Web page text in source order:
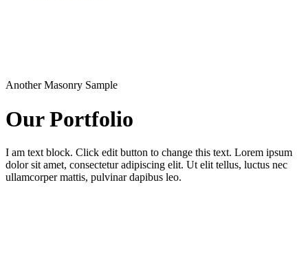
Another Masonry Sample
Our Portfolio
I am text block. Click edit button to change this text. Lorem ipsum
dolor sit amet, consectetur adipiscing elit. Ut elit tellus, luctus nec
ullamcorper mattis, pulvinar dapibus leo.